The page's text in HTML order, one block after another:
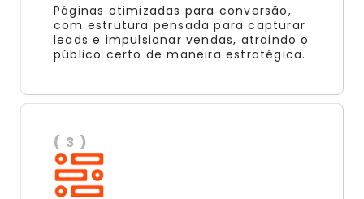
Páginas otimizadas para conversão,
com estrutura pensada para capturar
leads e impulsionar vendas, atraindo o
público certo de maneira estratégica.
( 3 )